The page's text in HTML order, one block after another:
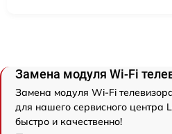
Замена модуля Wi-Fi
Замена модуля Wi-Fi
для нашего сервисного центра
быстро и качественно!